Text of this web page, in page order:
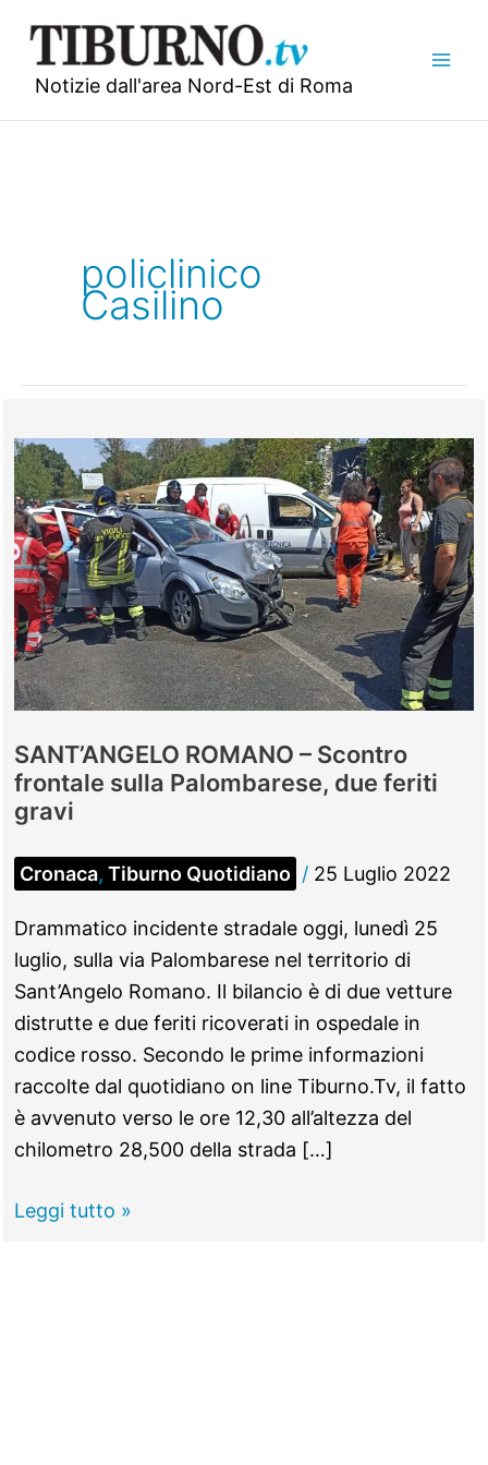
contenuto
Notizie dall'area Nord-Est di Roma
policlinico
Casilino
SANT’ANGELO ROMANO – Scontro
frontale sulla Palombarese, due feriti
gravi
Cronaca, Tiburno Quotidiano / 25 Luglio 2022
Drammatico incidente stradale oggi, lunedì 25
luglio, sulla via Palombarese nel territorio di
Sant’Angelo Romano. Il bilancio è di due vetture
distrutte e due feriti ricoverati in ospedale in
codice rosso. Secondo le prime informazioni
raccolte dal quotidiano on line Tiburno.Tv, il fatto
è avvenuto verso le ore 12,30 all’altezza del
chilometro 28,500 della strada […]
SANT’ANGELO
Leggi tutto »